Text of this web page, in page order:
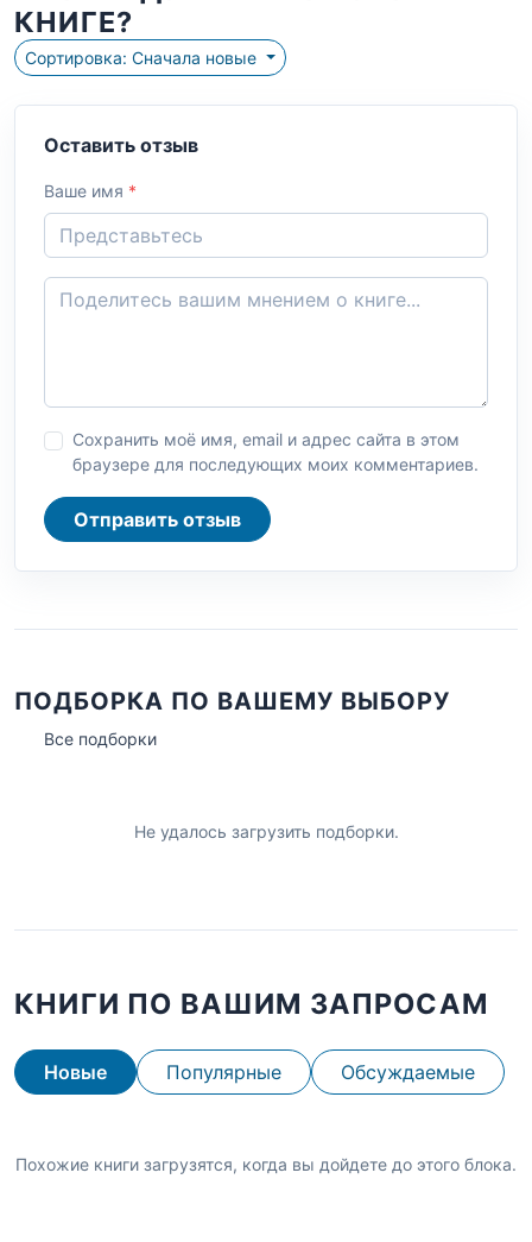
КНИГЕ?
Сортировка: Сначала новые
Оставить отзыв
Ваше имя *
Сохранить моё имя, email и адрес сайта в этом
браузере для последующих моих комментариев.
Отправить отзыв
ПОДБОРКА ПО ВАШЕМУ ВЫБОРУ
Все подборки
Не удалось загрузить подборки.
КНИГИ ПО ВАШИМ ЗАПРОСАМ
Новые Популярные Обсуждаемые
Похожие книги загрузятся, когда вы дойдете до этого блока.